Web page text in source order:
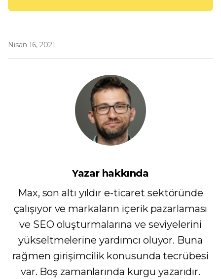
Nisan 16, 2021
Yazar hakkında
Max, son altı yıldır e-ticaret sektöründe
çalışıyor ve markaların içerik pazarlaması
ve SEO oluşturmalarına ve seviyelerini
yükseltmelerine yardımcı oluyor. Buna
rağmen girişimcilik konusunda tecrübesi
var. Boş zamanlarında kurgu yazarıdır.